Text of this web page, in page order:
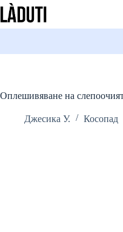
Преминаване
към
съдържанието
Оплешивяване на
Джесика У. Косопад